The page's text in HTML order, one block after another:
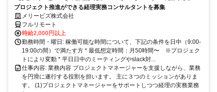
プロジェクト推進ができる経理実務コンサルタントを募集
メリービズ株式会社
フルリモート
時給2,000円以上
勤務時間・曜日: 稼働可能な時間について、下記の条件を日中（9:00-
19:00の間）で満たす方 * 最低想定時間：月50時間〜 ※プロジェク
トにより変動 * 平日日中のミーティングやslack対...
仕事内容: 業務内容 プロジェクトマネージャーを支援しながら、業務
を円滑に遂行する役割を担います。 主に３つのミッションがありま
す。 (1)プロジェクトマネージャーをサポートしつつ経理の実務業務